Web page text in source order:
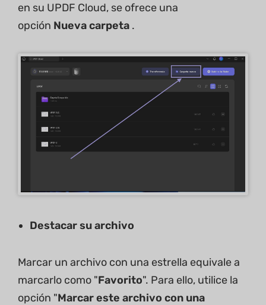
en su UPDF Cloud, se ofrece una
opción Nueva carpeta .
Destacar su archivo
Marcar un archivo con una estrella equivale a
marcarlo como "Favorito". Para ello, utilice la
opción "Marcar este archivo con una